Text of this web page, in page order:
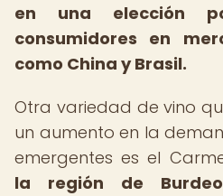
en una elección
consumidores en
como China y Brasil.
Otra variedad de vino
un aumento en la
emergentes es el
la región de